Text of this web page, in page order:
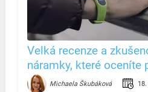
Velká recenze a
náramky, které oceníte
Michaela Škubáková